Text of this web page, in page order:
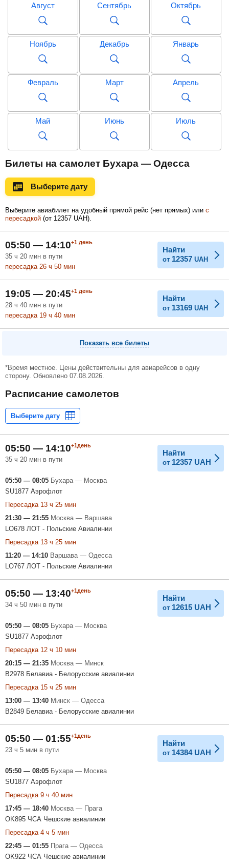
Август Сентябрь Октябрь
Ноябрь Декабрь Январь
Февраль Март Апрель
Май Июнь Июль
Сентябрь
Ноябрь
Билеты на самолет Бухара — Одесса
Выберите дату
Выберите авиабилет на удобный прямой рейс (нет прямых) или с
пересадкой (от 12357 UAH).
05:50 — 14:10+1 день
35 ч 20 мин в пути
пересадка 26 ч 50 мин
Найти
от 12357 UAH
19:05 — 20:45+1 день
28 ч 40 мин в пути
пересадка 19 ч 40 мин
Найти
от 13169 UAH
Показать все билеты
*Время местное. Цены действительны для авиарейсов в одну
сторону. Обновлено 07.08.2026.
Расписание самолетов
05:50 — 14:10+1день
35 ч 20 мин в пути
Найти
от 12357 UAH
05:50 — 08:05 Бухара — Москва
SU1877 Аэрофлот
Пересадка 13 ч 25 мин
21:30 — 21:55 Москва — Варшава
LO678 ЛОТ - Польские Авиалинии
Пересадка 13 ч 25 мин
11:20 — 14:10 Варшава — Одесса
LO767 ЛОТ - Польские Авиалинии
05:50 — 13:40+1день
34 ч 50 мин в пути
Найти
от 12615 UAH
05:50 — 08:05 Бухара — Москва
SU1877 Аэрофлот
Пересадка 12 ч 10 мин
20:15 — 21:35 Москва — Минск
B2978 Белавиа - Белорусские авиалинии
Пересадка 15 ч 25 мин
13:00 — 13:40 Минск — Одесса
B2849 Белавиа - Белорусские авиалинии
05:50 — 01:55+1день
23 ч 5 мин в пути
Найти
от 14384 UAH
05:50 — 08:05 Бухара — Москва
SU1877 Аэрофлот
Пересадка 9 ч 40 мин
17:45 — 18:40 Москва — Прага
OK895 ЧСА Чешские авиалинии
Пересадка 4 ч 5 мин
22:45 — 01:55 Прага — Одесса
OK922 ЧСА Чешские авиалинии